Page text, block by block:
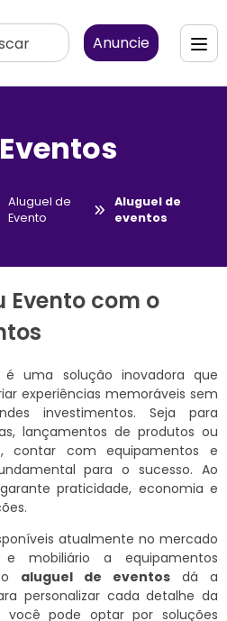
Anuncie
Aluguel de
Evento
Aluguel de
eventos
Evento com o
uma solução inovadora que
experiências memoráveis sem
investimentos. Seja para
lançamentos de produtos ou
contar com equipamentos e
para o sucesso. Ao
praticidade, economia e
atualmente no mercado
mobiliário a equipamentos
aluguel de eventos dá a
personalizar cada detalhe da
você pode optar por soluções